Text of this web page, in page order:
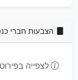
הצבעות חברי
לצפייה